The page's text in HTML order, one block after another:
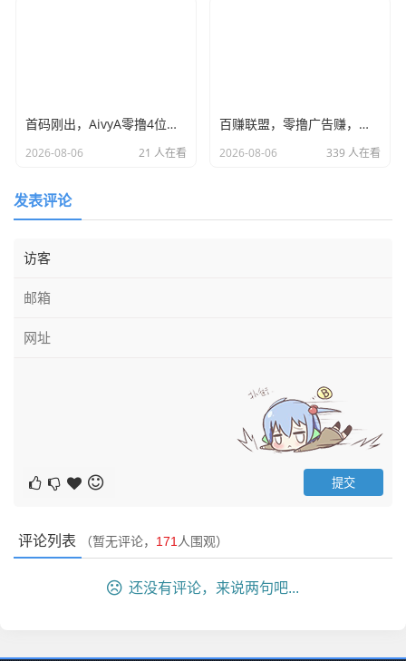
首码刚出，AivyA零撸4位数，全网首发，团队无限袋袋，干就完了
2026-08-06 21 人在看
百赚联盟，零撸广告赚，不养机保底收益高，单机每天15+
2026-08-06 339 人在看
发表评论
评论列表 （暂无评论， 171 人围观）
还没有评论，来说两句吧...